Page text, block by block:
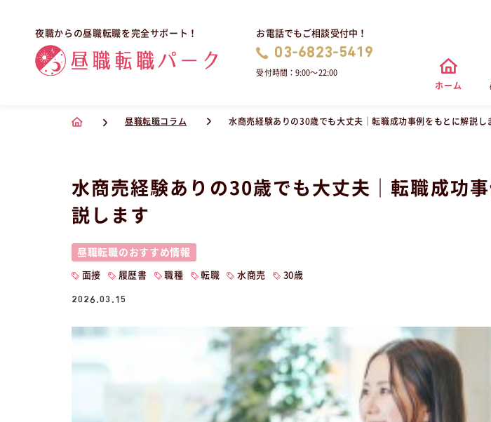
夜職からの昼職転職を完全サポート！ お電話でもご相談受付中！
03-6823-5419
受付時間：9:00〜22:00
ホーム
昼職転職コラム 水商売経験ありの30歳でも大丈夫｜転職成功事例をもとに解説し
水商売経験ありの30歳でも大丈夫｜転職成功
説します
昼職転職のおすすめ情報
面接 履歴書 職種 転職 水商売 30歳
2026.03.15